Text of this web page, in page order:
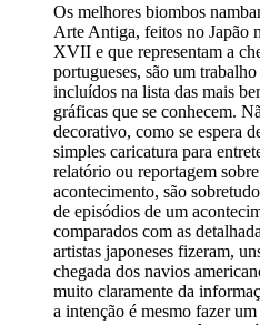
Os melhores biombos
Arte Antiga, feitos no Japão
XVII e que representam a
portugueses, são um
incluídos na lista das mais
gráficas que se conhecem.
decorativo, como se espera
simples caricatura para
relatório ou reportagem
acontecimento, são
de episódios de um
comparados com as
artistas japoneses fizeram,
chegada dos navios
muito claramente da
a intenção é mesmo fazer